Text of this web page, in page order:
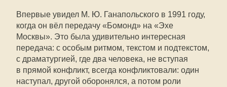
Впервые увидел М. Ю. Ганапольского в 1991 году,
когда он вёл передачу «Бомонд» на «Эхе
Москвы». Это была удивительно интересная
передача: с особым ритмом, текстом и подтекстом,
с драматургией, где два человека, не вступая
в прямой конфликт, всегда конфликтовали: один
наступал, другой оборонялся, а потом роли